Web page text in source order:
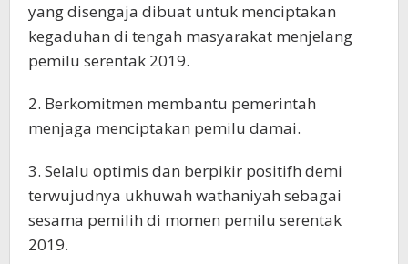
yang disengaja dibuat untuk menciptakan
kegaduhan di tengah masyarakat menjelang
pemilu serentak 2019.
2. Berkomitmen membantu pemerintah
menjaga menciptakan pemilu damai.
3. Selalu optimis dan berpikir positifh demi
terwujudnya ukhuwah wathaniyah sebagai
sesama pemilih di momen pemilu serentak
2019.